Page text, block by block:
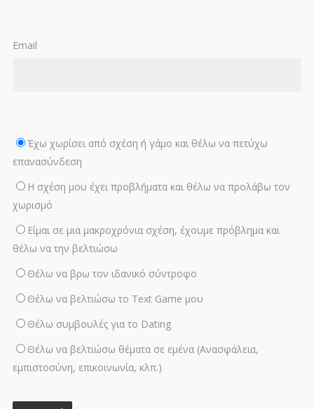
Email
Έχω χωρίσει από σχέση ή γάμο και θέλω να πετύχω
επανασύνδεση
Η σχέση μου έχει προβλήματα και θέλω να προλάβω τον
χωρισμό
Είμαι σε μια μακροχρόνια σχέση, έχουμε πρόβλημα και
θέλω να την βελτιώσω
Θέλω να βρω τον ιδανικό σύντροφο
Θέλω να βελτιώσω το Text Game μου
Θέλω συμβουλές για το Dating
Θέλω να βελτιώσω θέματα σε εμένα (Ανασφάλεια,
εμπιστοσύνη, επικοινωνία, κλπ.)